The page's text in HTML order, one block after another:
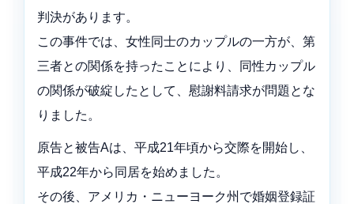
判決があります。
この事件では、女性同士のカップルの一方が、第
三者との関係を持ったことにより、同性カップル
の関係が破綻したとして、慰謝料請求が問題とな
りました。
原告と被告Aは、平成21年頃から交際を開始し、
平成22年から同居を始めました。
その後、アメリカ・ニューヨーク州で婚姻登録証